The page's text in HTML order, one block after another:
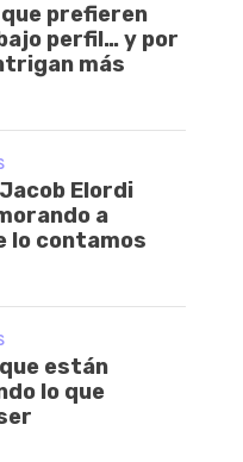
prefieren
perfil… y por
más
Elordi
a
lo contamos
están
lo que